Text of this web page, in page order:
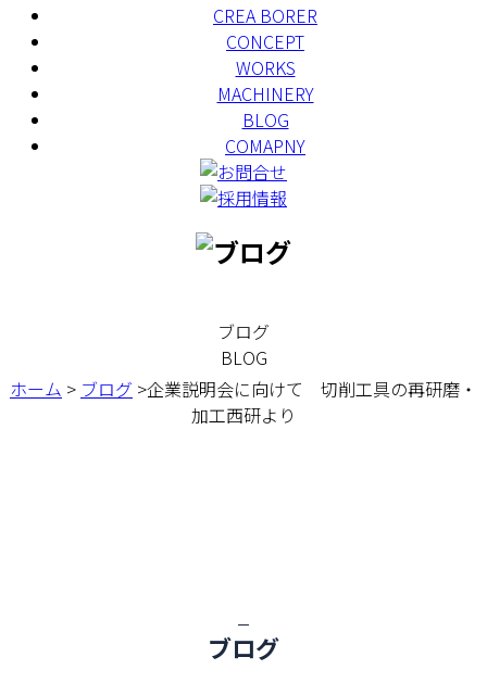
CREA BORER
CONCEPT
WORKS
MACHINERY
BLOG
COMAPNY
ブログ
BLOG
ホーム > ブログ >企業説明会に向けて 切削工具の再研磨・
加工西研より
ブログ